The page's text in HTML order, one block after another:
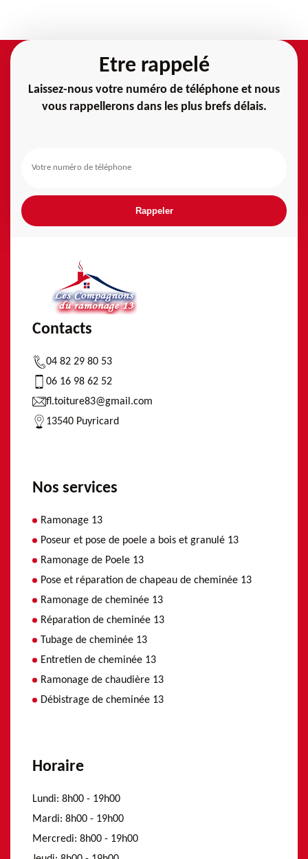
Etre rappelé
Laissez-nous votre numéro de téléphone et nous
vous rappellerons dans les plus brefs délais.
Contacts
04 82 29 80 53
06 16 98 62 52
fl.toiture83@gmail.com
13540 Puyricard
Nos services
Ramonage 13
Poseur et pose de poele a bois et granulé 13
Ramonage de Poele 13
Pose et réparation de chapeau de cheminée 13
Ramonage de cheminée 13
Réparation de cheminée 13
Tubage de cheminée 13
Entretien de cheminée 13
Ramonage de chaudière 13
Débistrage de cheminée 13
Horaire
Lundi: 8h00 - 19h00
Mardi: 8h00 - 19h00
Mercredi: 8h00 - 19h00